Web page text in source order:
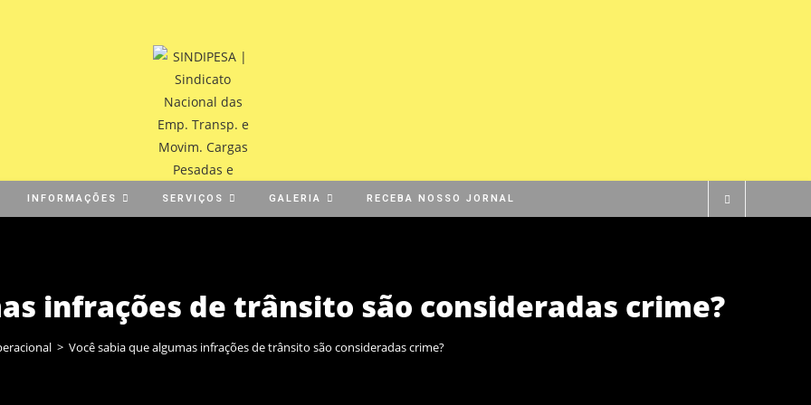
INFORMAÇÕES SERVIÇOS GALERIA RECEBA NOSSO JORNAL
infrações de trânsito são consideradas crime?
> Você sabia que algumas infrações de trânsito são consideradas crime?